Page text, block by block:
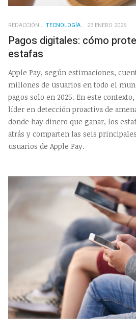
REDACCIÓN TECNOLOGÍA 23 ENERO 2026
Pagos digitales: cómo
estafas
Apple Pay, según estimaciones,
millones de usuarios en todo el
pagos solo en 2025. En este
líder en detección proactiva de
donde hay dinero que ganar, los
atrás y comparten las seis
usuarios de Apple Pay.